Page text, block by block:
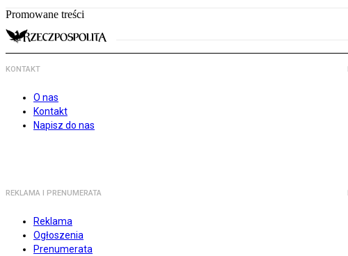
Promowane treści
KONTAKT
O nas
Kontakt
Napisz do nas
REKLAMA I PRENUMERATA
Reklama
Ogłoszenia
Prenumerata